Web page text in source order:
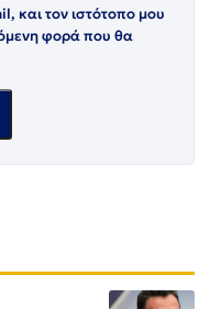
και τον ιστότοπο μου
φορά που θα